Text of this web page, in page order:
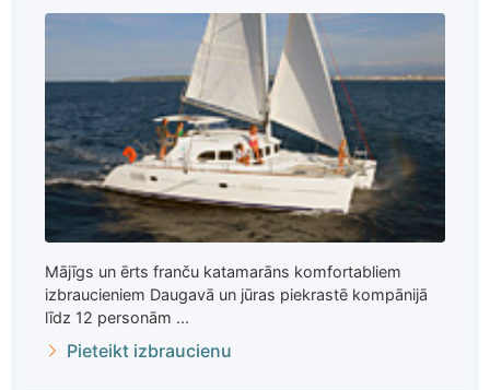
Mājīgs un ērts franču katamarāns komfortabliem
izbraucieniem Daugavā un jūras piekrastē kompānijā
līdz 12 personām ...
Pieteikt izbraucienu